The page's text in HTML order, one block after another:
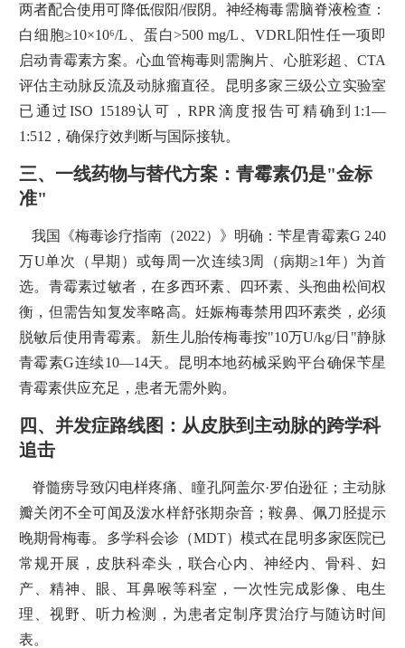
两者配合使用可降低假阳/假阴。神经梅毒需脑脊液检查：
白细胞≥10×10⁶/L、蛋白>500 mg/L、VDRL阳性任一项即
启动青霉素方案。心血管梅毒则需胸片、心脏彩超、CTA
评估主动脉反流及动脉瘤直径。昆明多家三级公立实验室
已通过ISO 15189认可，RPR滴度报告可精确到1:1—
1:512，确保疗效判断与国际接轨。
三、一线药物与替代方案：青霉素仍是"金标
准"
我国《梅毒诊疗指南（2022）》明确：苄星青霉素G 240
万U单次（早期）或每周一次连续3周（病期≥1年）为首
选。青霉素过敏者，在多西环素、四环素、头孢曲松间权
衡，但需告知复发率略高。妊娠梅毒禁用四环素类，必须
脱敏后使用青霉素。新生儿胎传梅毒按"10万U/kg/日"静脉
青霉素G连续10—14天。昆明本地药械采购平台确保苄星
青霉素供应充足，患者无需外购。
四、并发症路线图：从皮肤到主动脉的跨学科
追击
脊髓痨导致闪电样疼痛、瞳孔阿盖尔·罗伯逊征；主动脉
瓣关闭不全可闻及泼水样舒张期杂音；鞍鼻、佩刀胫提示
晚期骨梅毒。多学科会诊（MDT）模式在昆明多家医院已
常规开展，皮肤科牵头，联合心内、神经内、骨科、妇
产、精神、眼、耳鼻喉等科室，一次性完成影像、电生
理、视野、听力检测，为患者定制序贯治疗与随访时间
表。